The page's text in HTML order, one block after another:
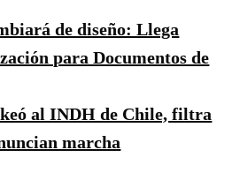
de diseño: Llega
para Documentos de
al INDH de Chile, filtra
marcha